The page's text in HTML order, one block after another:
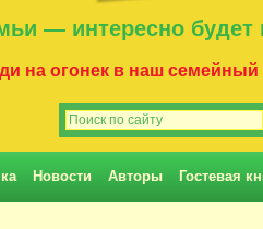
— интересно будет
на огонек в наш семейный
Новости Авторы Гостевая